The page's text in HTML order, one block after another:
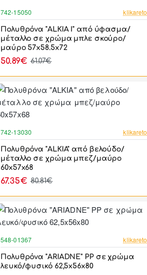
742-15050 klikareto
Πολυθρόνα "ALKIA I" από ύφασμα/
μέταλλο σε χρώμα μπλε σκούρο/
μαύρο 57x58.5x72
50.89€ 61.07€
742-13030 klikareto
Πολυθρόνα "ALKIA" από βελούδο/
μέταλλο σε χρώμα μπεζ/μαύρο
60x57x68
67.35€ 80.81€
548-01367 klikareto
Πολυθρόνα "ARIADNE" PP σε χρώμα
λευκό/φυσικό 62,5x56x80